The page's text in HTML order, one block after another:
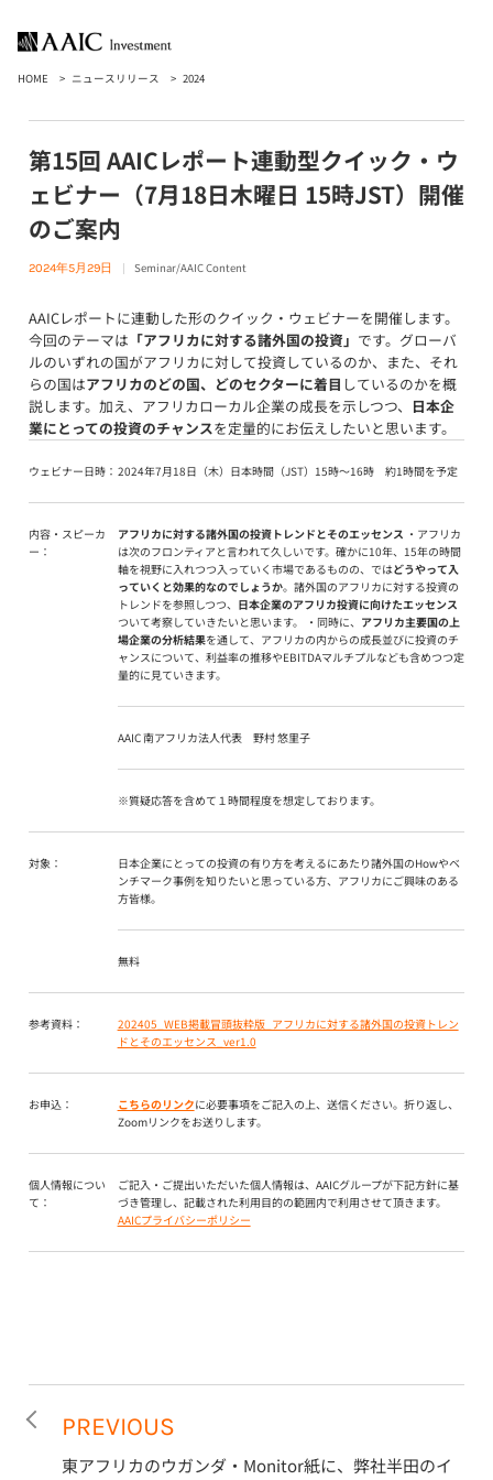
HOME ニュースリリース 2024
第15回 AAICレポート連動型クイック・ウ
ェビナー（7月18日木曜日 15時JST）開催
のご案内
2024年5月29日 Seminar/AAIC Content
AAICレポートに連動した形のクイック・ウェビナーを開催します。
今回のテーマは 「アフリカに対する諸外国の投資」 です。グローバ
ルのいずれの国がアフリカに対して投資しているのか、また、それ
らの国はアフリカのどの国、どのセクターに着目 しているのかを概
説します。加え、アフリカローカル企業の成長を示しつつ、 日本企
業にとっての投資のチャンスを定量的にお伝えしたいと思います。
ウェビナー日時： 2024年7月18日（木）日本時間（JST）15時〜16時 約1時間を予定
内容・スピーカ
ー：
アフリカに対する諸外国の投資トレンドとそのエッセンス ・アフリカ
は次のフロンティアと言われて久しいです。確かに10年、15年の時間
軸を視野に入れつつ入っていく市場であるものの、ではどうやって入
っていくと効果的なのでしょうか。諸外国のアフリカに対する投資の
トレンドを参照しつつ、 日本企業のアフリカ投資に向けたエッセンス
ついて考察していきたいと思います。 ・同時に、 アフリカ主要国の上
場企業の分析結果を通して、アフリカの内からの成長並びに投資のチ
ャンスについて、利益率の推移やEBITDAマルチプルなども含めつつ定
量的に見ていきます。
AAIC 南アフリカ法人代表 野村 悠里子
※質疑応答を含めて１時間程度を想定しております。
対象：
日本企業にとっての投資の有り方を考えるにあたり諸外国のHowやベ
ンチマーク事例を知りたいと思っている方、アフリカにご興味のある
方皆様。
無料
参考資料：
202405_WEB掲載冒頭抜粋版_アフリカに対する諸外国の投資トレン
ドとそのエッセンス_ver1.0
お申込： こちらのリンクに必要事項をご記入の上、送信ください。折り返し、
Zoomリンクをお送りします。
個人情報につい
て：
ご記入・ご提出いただいた個人情報は、AAICグループが下記方針に基
づき管理し、記載された利用目的の範囲内で利用させて頂きます。
AAICプライバシーポリシー
PREVIOUS
東アフリカのウガンダ・Monitor紙に、弊社半田のイ